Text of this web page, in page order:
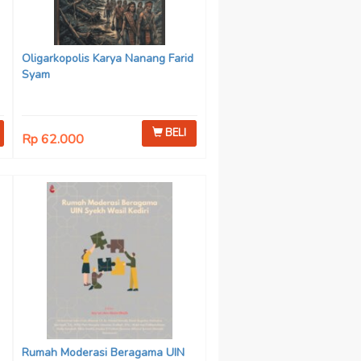
Oligarkopolis Karya Nanang Farid
Syam
Rp 62.000 BELI
Rumah Moderasi Beragama UIN